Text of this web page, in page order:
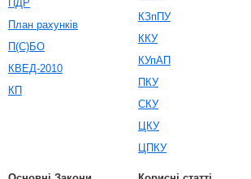
ПДР
План рахунків
П(С)БО
КВЕД-2010
КП
КЗпПУ
ККУ
КУпАП
ПКУ
СКУ
ЦКУ
ЦПКУ